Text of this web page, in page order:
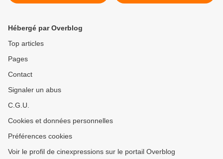
Hébergé par Overblog
Top articles
Pages
Contact
Signaler un abus
C.G.U.
Cookies et données personnelles
Préférences cookies
Voir le profil de cinexpressions sur le portail Overblog